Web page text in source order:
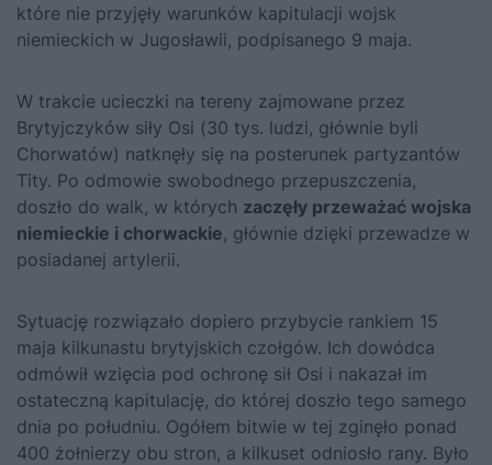
które nie przyjęły warunków kapitulacji wojsk
niemieckich w Jugosławii, podpisanego 9 maja.
W trakcie ucieczki na tereny zajmowane przez
Brytyjczyków siły Osi (30 tys. ludzi, głównie byli
Chorwatów) natknęły się na posterunek partyzantów
Tity. Po odmowie swobodnego przepuszczenia,
doszło do walk, w których zaczęły przeważać wojska
niemieckie i chorwackie, głównie dzięki przewadze w
posiadanej artylerii.
Sytuację rozwiązało dopiero przybycie rankiem 15
maja kilkunastu brytyjskich czołgów. Ich dowódca
odmówił wzięcia pod ochronę sił Osi i nakazał im
ostateczną kapitulację, do której doszło tego samego
dnia po południu. Ogółem bitwie w tej zginęło ponad
400 żołnierzy obu stron, a kilkuset odniosło rany. Było